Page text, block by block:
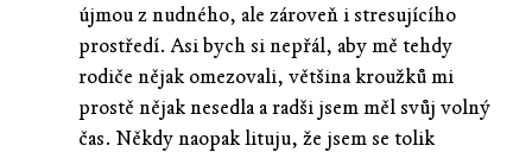
újmou z nudného, ale zároveň i stresujícího
prostředí. Asi bych si nepřál, aby mě tehdy
rodiče nějak omezovali, většina kroužků mi
prostě nějak nesedla a radši jsem měl svůj volný
čas. Někdy naopak lituju, že jsem se tolik